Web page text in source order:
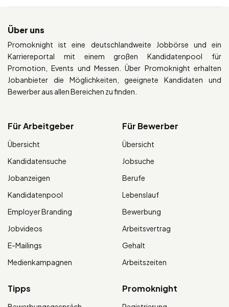
Über uns
Promoknight ist eine deutschlandweite Jobbörse und ein
Karriereportal mit einem großen Kandidatenpool für
Promotion, Events und Messen. Über Promoknight erhalten
Jobanbieter die Möglichkeiten, geeignete Kandidaten und
Bewerber aus allen Bereichen zu finden.
Für Arbeitgeber
Übersicht
Kandidatensuche
Jobanzeigen
Kandidatenpool
Employer Branding
Jobvideos
E-Mailings
Medienkampagnen
Für Bewerber
Übersicht
Jobsuche
Berufe
Lebenslauf
Bewerbung
Arbeitsvertrag
Gehalt
Arbeitszeiten
Tipps Promoknight